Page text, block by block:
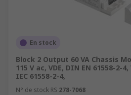
En stock
Block 2 Output 60 VA Chassis
115 V ac, VDE, DIN EN 61558-2-
IEC 61558-2-4,
N° de stock RS 278-7068